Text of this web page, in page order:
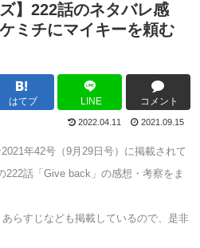
】222話のネタバレ感
ミチにマイキーを頼む
はてブ LINE コメント
2022.04.11 2021.09.15
年42号（9月29日号）に掲載されて
222話「Give back」の感想・考察をま
らすじなども掲載しているので、是非